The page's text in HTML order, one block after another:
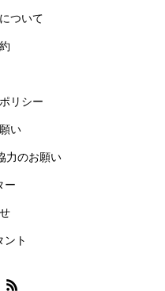
ついて
リシー
い
力のお願い
ー
ント